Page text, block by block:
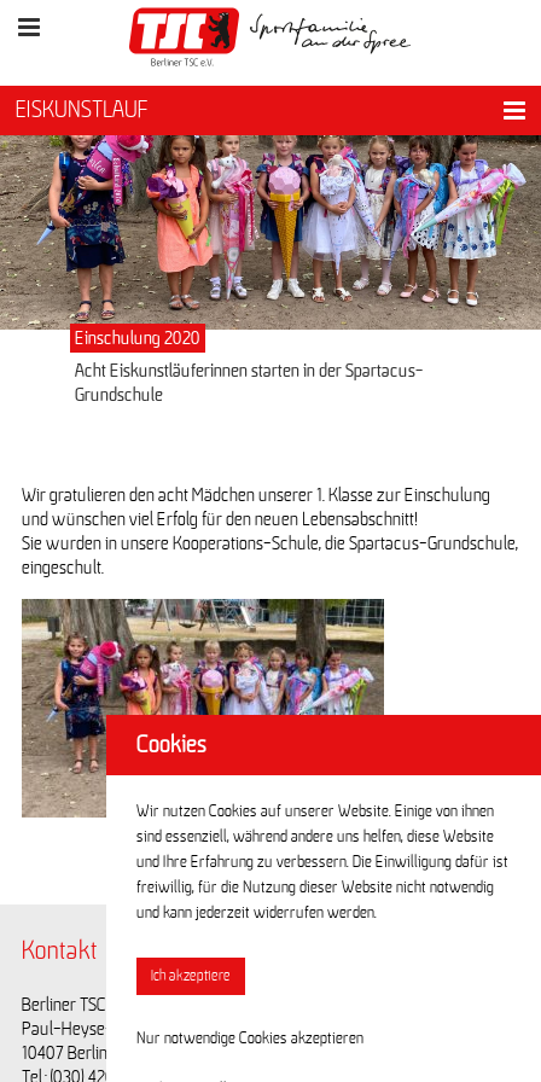
EISKUNSTLAUF
Einschulung 2020
Acht Eiskunstläuferinnen starten in der Spartacus-
Grundschule
Wir gratulieren den acht Mädchen unserer 1. Klasse zur Einschulung
und wünschen viel Erfolg für den neuen Lebensabschnitt!
Sie wurden in unsere Kooperations-Schule, die Spartacus-Grundschule,
eingeschult.
Kontakt
Berliner TSC e.V.
Paul-Heyse-Straße 25
10407 Berlin
Tel.: (030) 42028593
Youtube
Cookies
Wir nutzen Cookies auf unserer Website. Einige von ihnen
sind essenziell, während andere uns helfen, diese Website
und Ihre Erfahrung zu verbessern. Die Einwilligung dafür ist
freiwillig, für die Nutzung dieser Website nicht notwendig
und kann jederzeit widerrufen werden.
Ich akzeptiere
Nur notwendige Cookies akzeptieren